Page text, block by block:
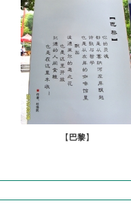
【 巴黎】